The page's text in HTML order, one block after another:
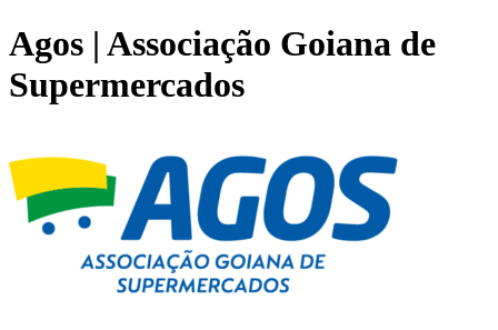
Agos | Associação Goiana de
Supermercados